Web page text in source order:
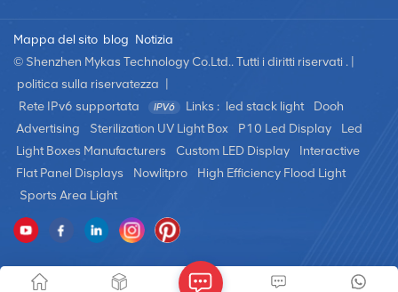
Mappa del sito blog Notizia
© Shenzhen Mykas Technology Co.Ltd.. Tutti i diritti riservati . |
politica sulla riservatezza
Rete IPv6 supportata
Links : led stack light
Dooh
Advertising
Sterilization UV Light Box P10 Led Display
Led
Light Boxes Manufacturers
Custom LED Display
Interactive
Flat Panel Displays
Nowlitpro
High Efficiency Flood Light
Sports Area Light